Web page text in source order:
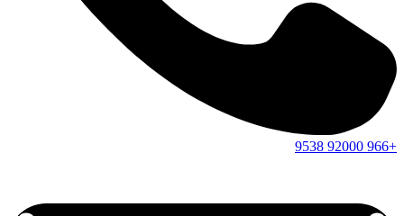
+966
92000
9538